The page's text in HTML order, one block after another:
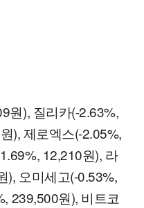
원), 질리카(-2.63%,
), 제로엑스(-2.05%,
12,210원), 라
), 오미세고(-0.53%,
239,500원), 비트코